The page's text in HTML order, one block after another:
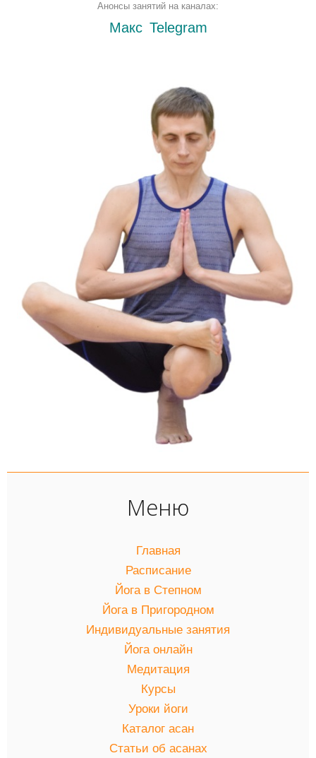
Анонсы занятий на каналах:
Макс Telegram
Меню
Главная
Расписание
Йога в Степном
Йога в Пригородном
Индивидуальные занятия
Йога онлайн
Медитация
Курсы
Уроки йоги
Каталог асан
Статьи об асанах